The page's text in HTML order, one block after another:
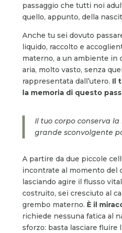
passaggio che tutti noi
quello, appunto, della
Anche tu sei dovuto
liquido, raccolto e
materno, a un ambiente in
aria, molto vasto, senza
rappresentata dall’utero. Il
la memoria di questo
Il tuo corpo conserva
grande sconvolgente
A partire da due piccole
incontrate al momento del
lasciando agire il flusso
costruito, sei cresciuto al
grembo materno. È il
richiede nessuna fatica al
sforzo: basta lasciare fluire